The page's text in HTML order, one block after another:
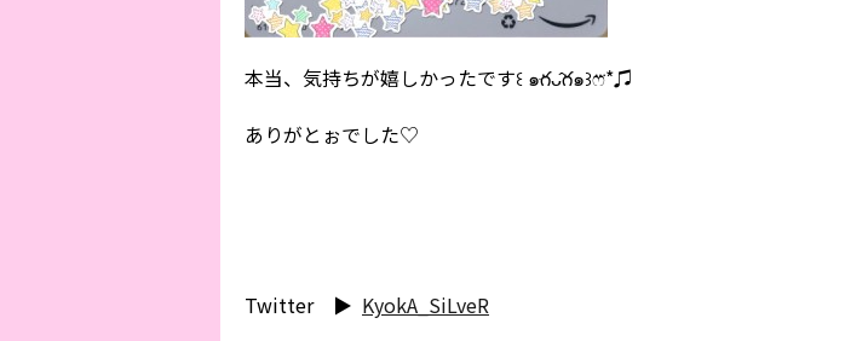
本当、気持ちが嬉しかったです꒰ ๑ּగᴗ̂గ๑꒱ෆ⃛*♫
ありがとぉでした♡
Twitter ▶︎ KyokA_SiLveR